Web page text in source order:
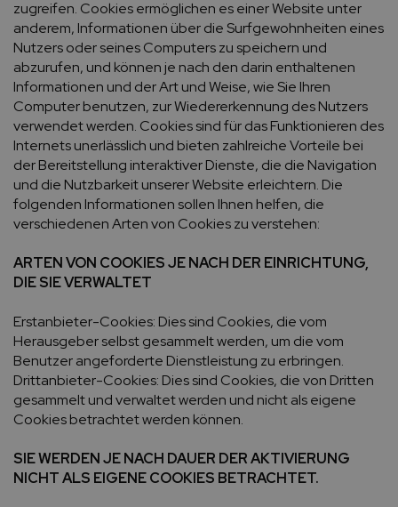
zugreifen. Cookies ermöglichen es einer Website unter
anderem, Informationen über die Surfgewohnheiten eines
Nutzers oder seines Computers zu speichern und
abzurufen, und können je nach den darin enthaltenen
Informationen und der Art und Weise, wie Sie Ihren
Computer benutzen, zur Wiedererkennung des Nutzers
verwendet werden. Cookies sind für das Funktionieren des
Internets unerlässlich und bieten zahlreiche Vorteile bei
der Bereitstellung interaktiver Dienste, die die Navigation
und die Nutzbarkeit unserer Website erleichtern. Die
folgenden Informationen sollen Ihnen helfen, die
verschiedenen Arten von Cookies zu verstehen:
ARTEN VON COOKIES JE NACH DER EINRICHTUNG,
DIE SIE VERWALTET
Erstanbieter-Cookies: Dies sind Cookies, die vom
Herausgeber selbst gesammelt werden, um die vom
Benutzer angeforderte Dienstleistung zu erbringen.
Drittanbieter-Cookies: Dies sind Cookies, die von Dritten
gesammelt und verwaltet werden und nicht als eigene
Cookies betrachtet werden können.
SIE WERDEN JE NACH DAUER DER AKTIVIERUNG
NICHT ALS EIGENE COOKIES BETRACHTET.